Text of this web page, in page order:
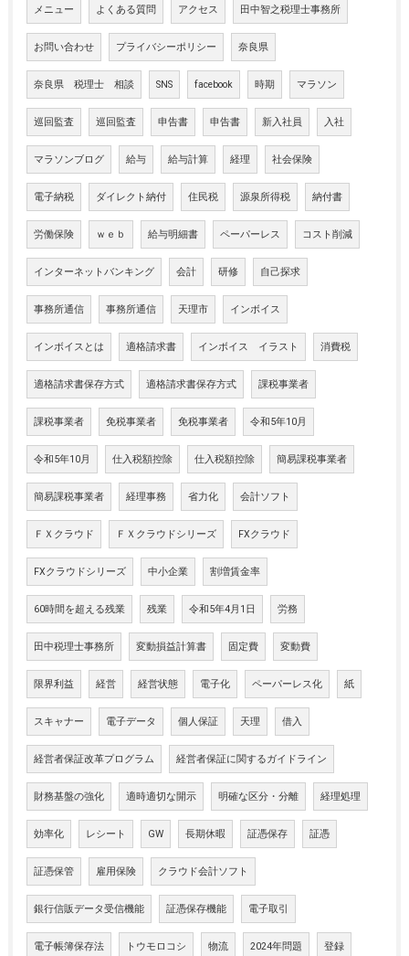
メニュー よくある質問 アクセス 田中智之税理士事務所
お問い合わせ プライバシーポリシー 奈良県
奈良県 税理士 相談 SNS facebook 時期 マラソン
巡回監査 巡回監査 申告書 申告書 新入社員 入社
マラソンブログ 給与 給与計算 経理 社会保険
電子納税 ダイレクト納付 住民税 源泉所得税 納付書
労働保険 ｗｅｂ 給与明細書 ペーパーレス コスト削減
インターネットバンキング 会計 研修 自己探求
事務所通信 事務所通信 天理市 インボイス
インボイスとは 適格請求書 インボイス イラスト 消費税
適格請求書保存方式 適格請求書保存方式 課税事業者
課税事業者 免税事業者 免税事業者 令和5年10月
令和5年10月 仕入税額控除 仕入税額控除 簡易課税事業者
簡易課税事業者 経理事務 省力化 会計ソフト
ＦＸクラウド ＦＸクラウドシリーズ FXクラウド
FXクラウドシリーズ 中小企業 割増賃金率
60時間を超える残業 残業 令和5年4月1日 労務
田中税理士事務所 変動損益計算書 固定費 変動費
限界利益 経営 経営状態 電子化 ペーパーレス化 紙
スキャナー 電子データ 個人保証 天理 借入
経営者保証改革プログラム 経営者保証に関するガイドライン
財務基盤の強化 適時適切な開示 明確な区分・分離 経理処理
効率化 レシート GW 長期休暇 証憑保存 証憑
証憑保管 雇用保険 クラウド会計ソフト
銀行信販データ受信機能 証憑保存機能 電子取引
電子帳簿保存法 トウモロコシ 物流 2024年問題 登録